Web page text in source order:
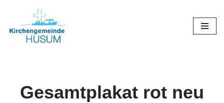
Zum
Gesamtplakat rot neu